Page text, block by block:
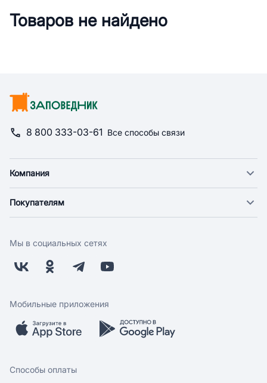
Товаров не найдено
8 800 333-03-61 Все способы связи
Компания
Новости
Поставщикам
Заводчикам
Обратная связь
Покупателям
Оплата
Бонусная программа
Скидки и акции
Мобильное приложение
Мы в социальных сетях
Мобильные приложения
Способы оплаты